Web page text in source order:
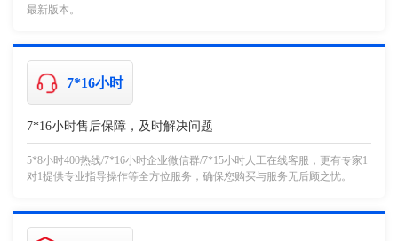
最新版本。
7*16小时
7*16小时售后保障，及时解决问题
5*8小时400热线/7*16小时企业微信群/7*15小时人工在线客服，更有专家1
对1提供专业指导操作等全方位服务，确保您购买与服务无后顾之忧。